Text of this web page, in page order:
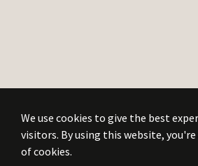
We use cookies to give the best
visitors. By using this website,
of cookies.